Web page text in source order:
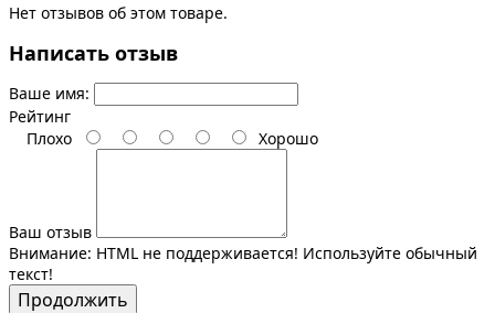
Нет отзывов об этом товаре.
Написать отзыв
Ваше имя:
Рейтинг
Плохо
Хорошо
Ваш отзыв
Внимание: HTML не поддерживается! Используйте обычный
текст!
Продолжить